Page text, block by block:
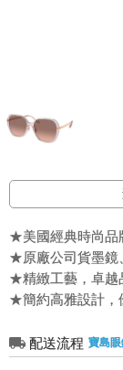
★美國經典時尚品
★原廠公司貨墨鏡
★精緻工藝，卓越
★簡約高雅設計，
配送流程 寶島